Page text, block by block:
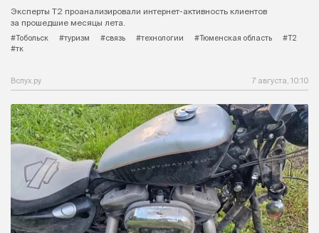
Эксперты Т2 проанализировали интернет-активность клиентов
за прошедшие месяцы лета.
#Тобольск
#туризм #связь #технологии #Тюменская область
#Т2
#тк
Вслух.ру 7 августа, 10:10